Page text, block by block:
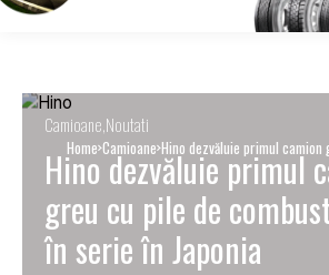
Home Camioane Hino dezvăluie primul camion
produs în serie în Japonia
Camioane Noutati
Hino dezvăluie primul
greu cu pile de
în serie în Japonia